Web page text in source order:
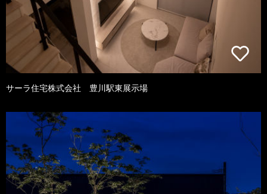
サーラ住宅株式会社 豊川駅東展示場